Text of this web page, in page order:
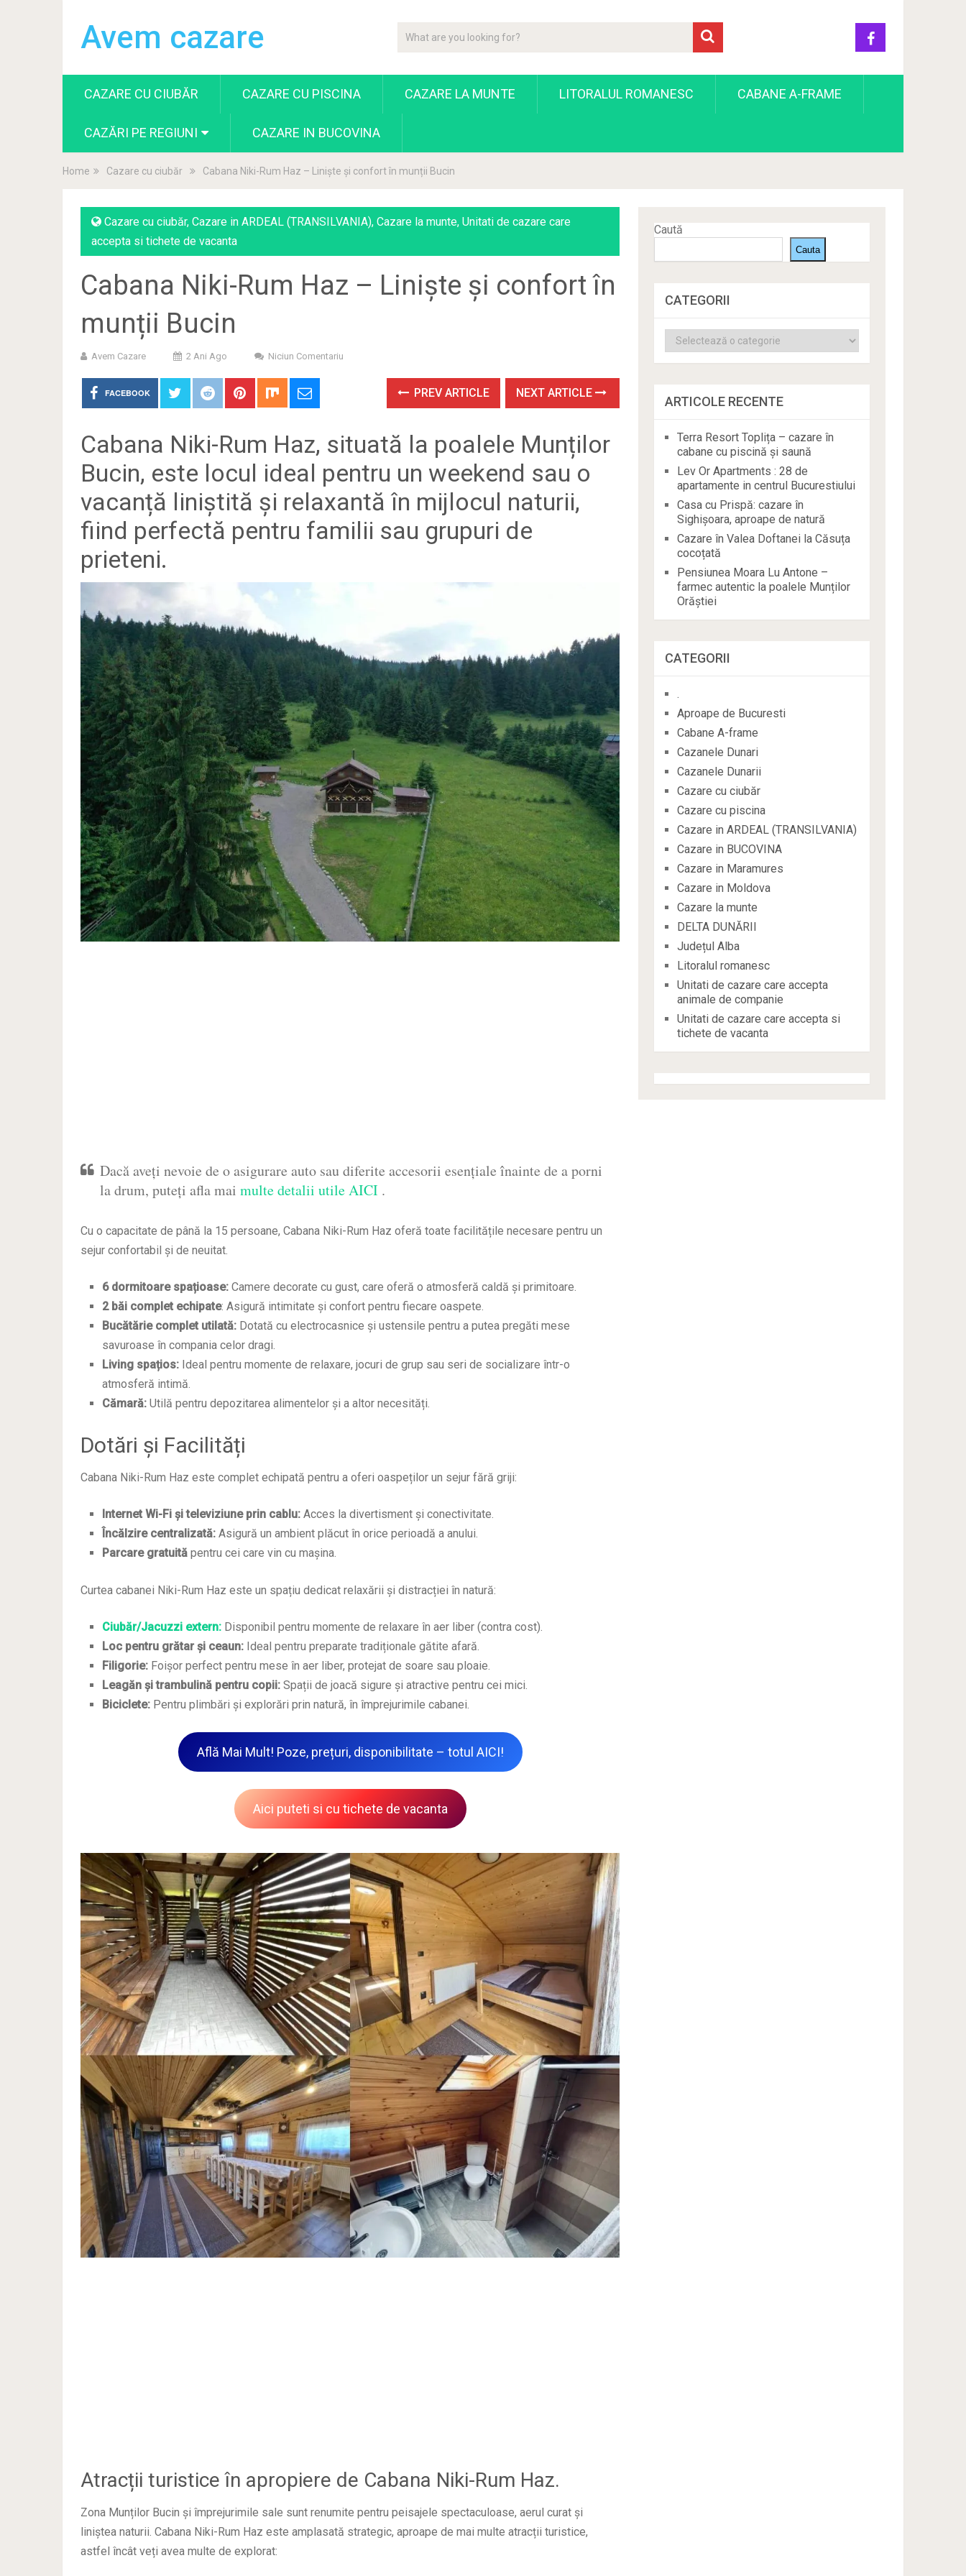
Avem cazare
CAZARE CU CIUBĂR CAZARE CU PISCINA CAZARE LA MUNTE LITORALUL ROMANESC CABANE A-FRAME
CAZĂRI PE REGIUNI CAZARE IN BUCOVINA
Home Cazare cu ciubăr Cabana Niki-Rum Haz – Liniște și confort în munții Bucin
Cazare cu ciubăr, Cazare in ARDEAL (TRANSILVANIA), Cazare la munte, Unitati de cazare care
accepta si tichete de vacanta
Cabana Niki-Rum Haz – Liniște și confort în
munții Bucin
Avem Cazare 2 Ani Ago Niciun Comentariu
FACEBOOK PREV ARTICLE NEXT ARTICLE
Cabana Niki-Rum Haz, situată la poalele Munților
Bucin, este locul ideal pentru un weekend sau o
vacanță liniștită și relaxantă în mijlocul naturii,
fiind perfectă pentru familii sau grupuri de
prieteni.
Dacă aveți nevoie de o asigurare auto sau diferite accesorii esențiale înainte de a porni
la drum, puteți afla mai multe detalii utile AICI .
Cu o capacitate de până la 15 persoane, Cabana Niki-Rum Haz oferă toate facilitățile necesare pentru un
sejur confortabil și de neuitat.
6 dormitoare spațioase: Camere decorate cu gust, care oferă o atmosferă caldă și primitoare.
2 băi complet echipate: Asigură intimitate și confort pentru fiecare oaspete.
Bucătărie complet utilată: Dotată cu electrocasnice și ustensile pentru a putea pregăti mese
savuroase în compania celor dragi.
Living spațios: Ideal pentru momente de relaxare, jocuri de grup sau seri de socializare într-o
atmosferă intimă.
Cămară: Utilă pentru depozitarea alimentelor și a altor necesități.
Dotări și Facilități
Cabana Niki-Rum Haz este complet echipată pentru a oferi oaspeților un sejur fără griji:
Internet Wi-Fi și televiziune prin cablu: Acces la divertisment și conectivitate.
Încălzire centralizată: Asigură un ambient plăcut în orice perioadă a anului.
Parcare gratuită pentru cei care vin cu mașina.
Curtea cabanei Niki-Rum Haz este un spațiu dedicat relaxării și distracției în natură:
Ciubăr/Jacuzzi extern: Disponibil pentru momente de relaxare în aer liber (contra cost).
Loc pentru grătar și ceaun: Ideal pentru preparate tradiționale gătite afară.
Filigorie: Foișor perfect pentru mese în aer liber, protejat de soare sau ploaie.
Leagăn și trambulină pentru copii: Spații de joacă sigure și atractive pentru cei mici.
Biciclete: Pentru plimbări și explorări prin natură, în împrejurimile cabanei.
Află Mai Mult! Poze, prețuri, disponibilitate – totul AICI!
Aici puteti si cu tichete de vacanta
Atracții turistice în apropiere de Cabana Niki-Rum Haz.
Zona Munților Bucin și împrejurimile sale sunt renumite pentru peisajele spectaculoase, aerul curat și
liniștea naturii. Cabana Niki-Rum Haz este amplasată strategic, aproape de mai multe atracții turistice,
astfel încât veți avea multe de explorat:
Caută
Cauta
CATEGORII
Categorii
ARTICOLE RECENTE
Terra Resort Toplița – cazare în
cabane cu piscină și saună
Lev Or Apartments : 28 de
apartamente in centrul Bucurestiului
Casa cu Prispă: cazare în
Sighișoara, aproape de natură
Cazare în Valea Doftanei la Căsuța
cocoțată
Pensiunea Moara Lu Antone –
farmec autentic la poalele Munților
Orăștiei
CATEGORII
.
Aproape de Bucuresti
Cabane A-frame
Cazanele Dunari
Cazanele Dunarii
Cazare cu ciubăr
Cazare cu piscina
Cazare in ARDEAL (TRANSILVANIA)
Cazare in BUCOVINA
Cazare in Maramures
Cazare in Moldova
Cazare la munte
DELTA DUNĂRII
Județul Alba
Litoralul romanesc
Unitati de cazare care accepta
animale de companie
Unitati de cazare care accepta si
tichete de vacanta